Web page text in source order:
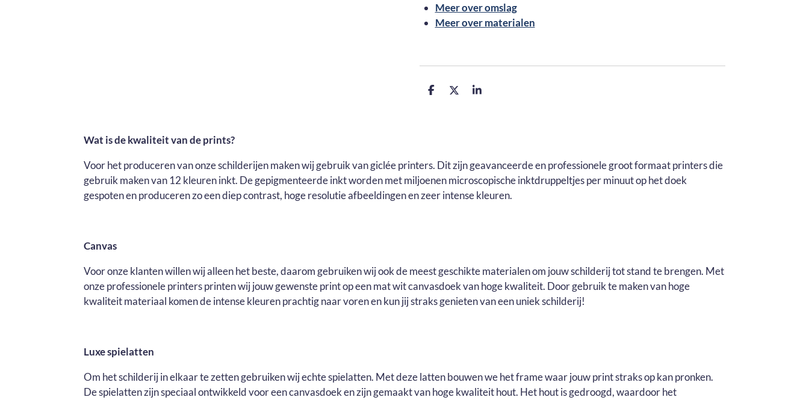
Meer over omslag
Meer over materialen
D
D
S
Wat is de kwaliteit van de prints?
Voor het produceren van onze schilderijen maken wij gebruik van giclée printers. Dit zijn geavanceerde en professionele groot formaat printers die
gebruik maken van 12 kleuren inkt. De gepigmenteerde inkt worden met miljoenen microscopische inktdruppeltjes per minuut op het doek
gespoten en produceren zo een diep contrast, hoge resolutie afbeeldingen en zeer intense kleuren.
Canvas
Voor onze klanten willen wij alleen het beste, daarom gebruiken wij ook de meest geschikte materialen om jouw schilderij tot stand te brengen. Met
onze professionele printers printen wij jouw gewenste print op een mat wit canvasdoek van hoge kwaliteit. Door gebruik te maken van hoge
kwaliteit materiaal komen de intense kleuren prachtig naar voren en kun jij straks genieten van een uniek schilderij!
Luxe spielatten
Om het schilderij in elkaar te zetten gebruiken wij echte spielatten. Met deze latten bouwen we het frame waar jouw print straks op kan pronken.
De spielatten zijn speciaal ontwikkeld voor een canvasdoek en zijn gemaakt van hoge kwaliteit hout. Het hout is gedroogd, waardoor het